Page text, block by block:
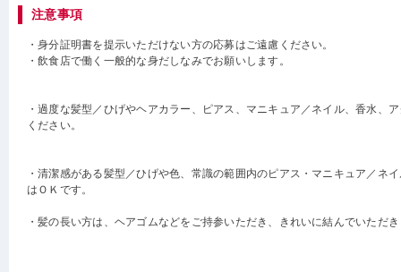
注意事項
・身分証明書を提示いただけない方の応募はご遠慮ください。
・飲食店で働く一般的な身だしなみでお願いします。
・過度な髪型／ひげやヘアカラー、ピアス、マニキュア／ネイル、香水、
ください。
・清潔感がある髪型／ひげや色、常識の範囲内のピアス・マニキュア／ネ
はＯＫです。
・髪の長い方は、ヘアゴムなどをご持参いただき、きれいに結んでいただ